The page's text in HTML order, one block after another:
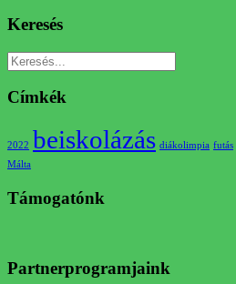
Keresés
Címkék
2022 beiskolázás diákolimpia futás
Málta
Támogatónk
Partnerprogramjaink